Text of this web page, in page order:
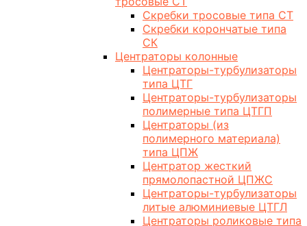
Скребки тросовые типа СТ
Скребки корончатые типа
СК
Центраторы колонные
Центраторы-турбулизаторы
типа ЦТГ
Центраторы-турбулизаторы
полимерные типа ЦТГП
Центраторы (из
полимерного материала)
типа ЦПЖ
Центратор жесткий
прямолопастной ЦПЖС
Центраторы-турбулизаторы
литые алюминиевые ЦТГЛ
Центраторы роликовые типа